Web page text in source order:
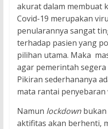
akurat dalam membuat
Covid-19 merupakan
penularannya sangat
terhadap pasien yang
pilihan utama. Maka
agar pemerintah
Pikiran sederhananya
mata rantai penyebaran
Namun lockdownbukan
aktifitas akan berhenti,